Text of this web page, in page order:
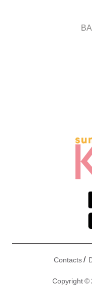
Contacts/
Copyright ©